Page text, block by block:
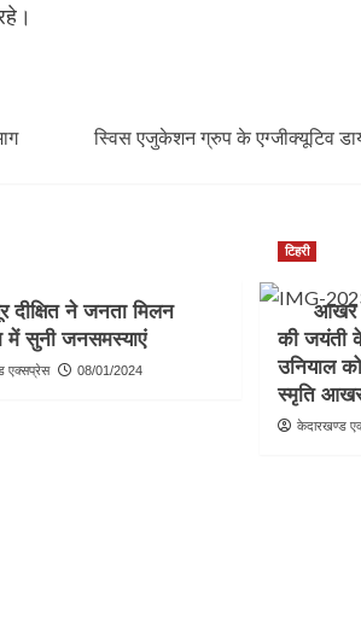
स्विस एजुकेशन ग्रुप के एग्जीक्यूटिव
दीक्षित ने जनता मिलन
में सुनी जनसमस्याएं
एक्सप्रेस 08/01/2024
टिहरी
आखर
की जयंती
उनियाल
स्मृति आखर
केदारखण्ड